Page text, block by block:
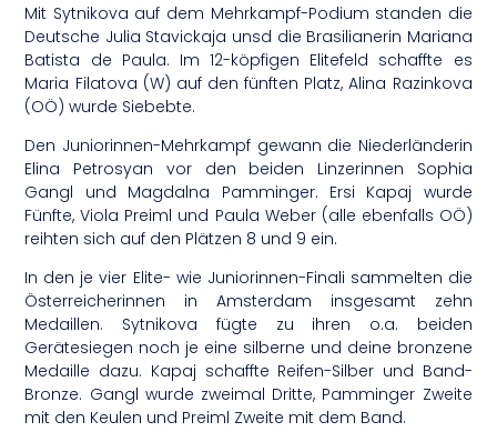
Mit Sytnikova auf dem Mehrkampf-Podium standen die
Deutsche Julia Stavickaja unsd die Brasilianerin Mariana
Batista de Paula. Im 12-köpfigen Elitefeld schaffte es
Maria Filatova (W) auf den fünften Platz, Alina Razinkova
(OÖ) wurde Siebebte.
Den Juniorinnen-Mehrkampf gewann die Niederländerin
Elina Petrosyan vor den beiden Linzerinnen Sophia
Gangl und Magdalna Pamminger. Ersi Kapaj wurde
Fünfte, Viola Preiml und Paula Weber (alle ebenfalls OÖ)
reihten sich auf den Plätzen 8 und 9 ein.
In den je vier Elite- wie Juniorinnen-Finali sammelten die
Österreicherinnen in Amsterdam insgesamt zehn
Medaillen. Sytnikova fügte zu ihren o.a. beiden
Gerätesiegen noch je eine silberne und deine bronzene
Medaille dazu. Kapaj schaffte Reifen-Silber und Band-
Bronze. Gangl wurde zweimal Dritte, Pamminger Zweite
mit den Keulen und Preiml Zweite mit dem Band.